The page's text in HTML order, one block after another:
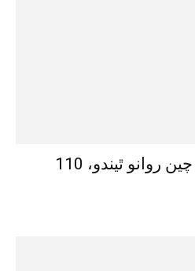
وزيراعظم 4 جون تي چين روانو ٿيندو، 110